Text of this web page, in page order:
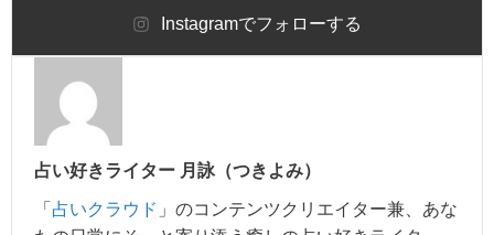
Instagramでフォローする
占い好きライター 月詠（つきよみ）
「 占いクラウド 」のコンテンツクリエイター兼、あな